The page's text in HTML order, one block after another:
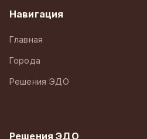
Навигация
Главная
Города
Решения ЭДО
Решения ЭДО